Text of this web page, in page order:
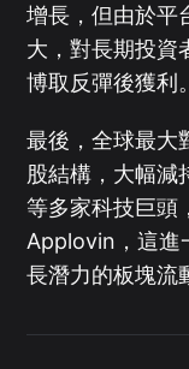
增長，但由於平
大，對長期投資
博取反彈後獲利。
最後，全球最大
股結構，大幅
等多家科技巨頭
Applovin，這進
長潛力的板塊流